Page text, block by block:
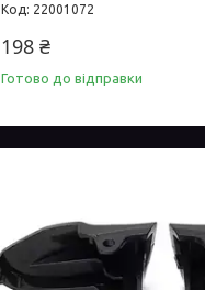
22001072
198 ₴
Готово до відправки